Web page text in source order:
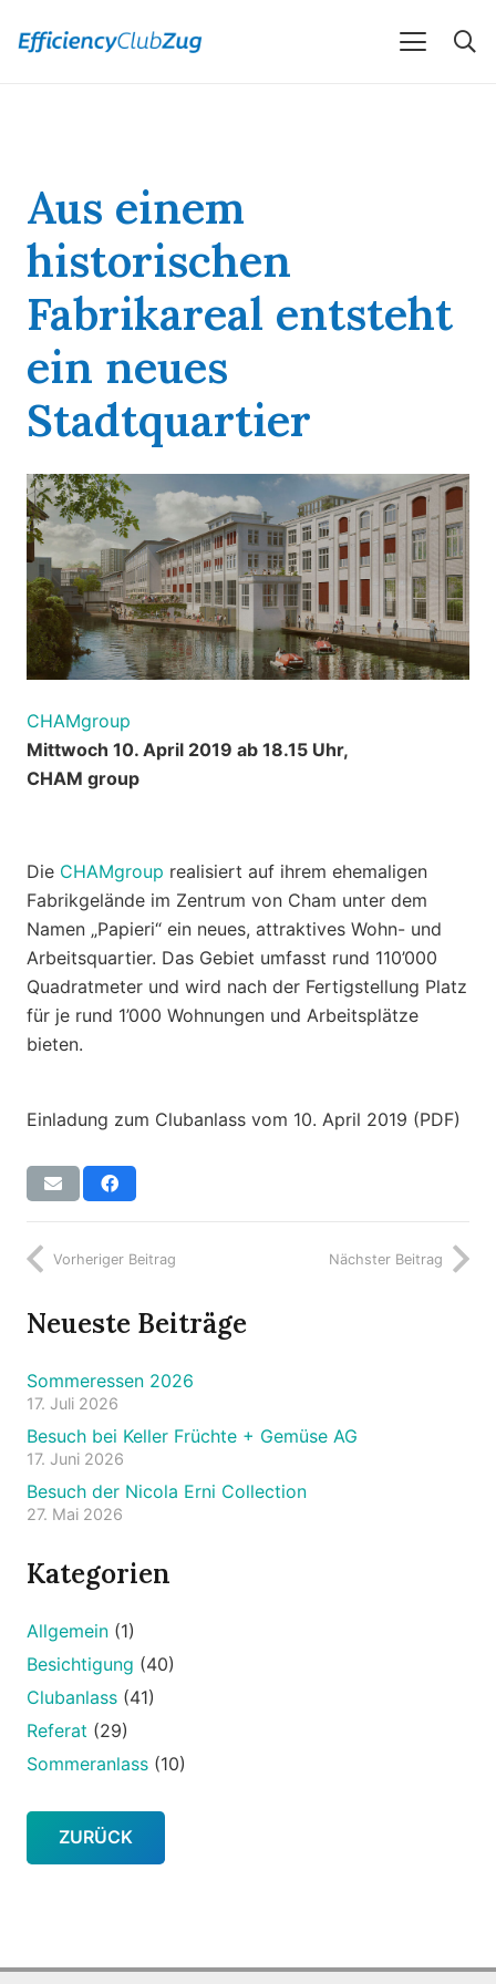
Aus einem
historischen
Fabrikareal entsteht
ein neues
Stadtquartier
CHAMgroup
Mittwoch 10. April 2019 ab 18.15 Uhr,
CHAM group
Die CHAMgroup realisiert auf ihrem ehemaligen
Fabrikgelände im Zentrum von Cham unter dem
Namen „Papieri“ ein neues, attraktives Wohn- und
Arbeitsquartier. Das Gebiet umfasst rund 110’000
Quadratmeter und wird nach der Fertigstellung Platz
für je rund 1’000 Wohnungen und Arbeitsplätze
bieten.
Einladung zum Clubanlass vom 10. April 2019 (PDF)
Vorheriger Beitrag Nächster Beitrag
Neueste Beiträge
Sommeressen 2026
17. Juli 2026
Besuch bei Keller Früchte + Gemüse AG
17. Juni 2026
Besuch der Nicola Erni Collection
27. Mai 2026
Kategorien
Allgemein (1)
Besichtigung (40)
Clubanlass (41)
Referat (29)
Sommeranlass (10)
ZURÜCK